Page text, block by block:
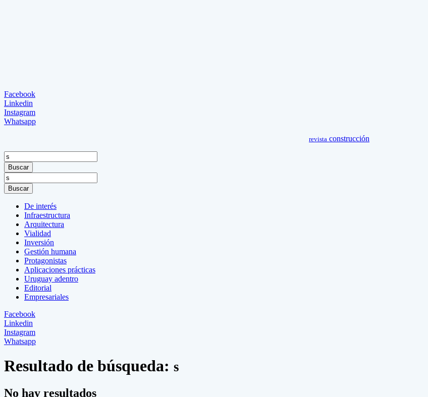
Facebook
Linkedin
Instagram
Whatsapp
revista construcción
Buscar
Buscar
De interés
Infraestructura
Arquitectura
Vialidad
Inversión
Gestión humana
Protagonistas
Aplicaciones prácticas
Uruguay adentro
Editorial
Empresariales
Facebook
Linkedin
Instagram
Whatsapp
Resultado de búsqueda: s
No hay resultados